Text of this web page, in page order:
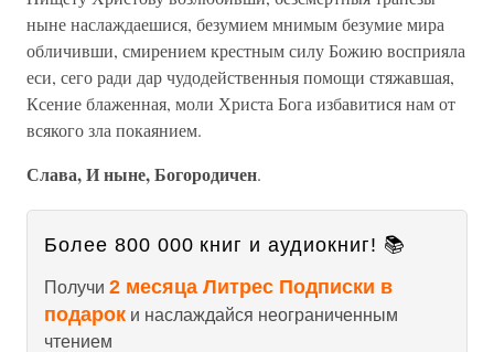
ныне наслаждаешися, безумием мнимым безумие мира
обличивши, смирением крестным силу Божию восприяла
еси, сего ради дар чудодейственныя помощи стяжавшая,
Ксение блаженная, моли Христа Бога избавитися нам от
всякого зла покаянием.
Слава, И ныне, Богородичен.
Более 800 000 книг и аудиокниг! 📚
Получи 2 месяца Литрес Подписки в
подарок и наслаждайся неограниченным
чтением